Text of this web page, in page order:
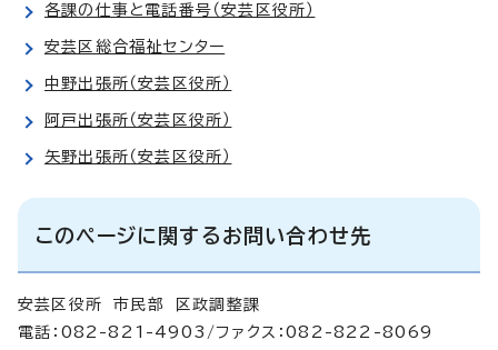
各課の仕事と電話番号（安芸区役所）
安芸区総合福祉センター
中野出張所（安芸区役所）
阿戸出張所（安芸区役所）
矢野出張所（安芸区役所）
このページに関するお問い合わせ先
安芸区役所 市民部 区政調整課
電話：082-821-4903/ファクス：082-822-8069